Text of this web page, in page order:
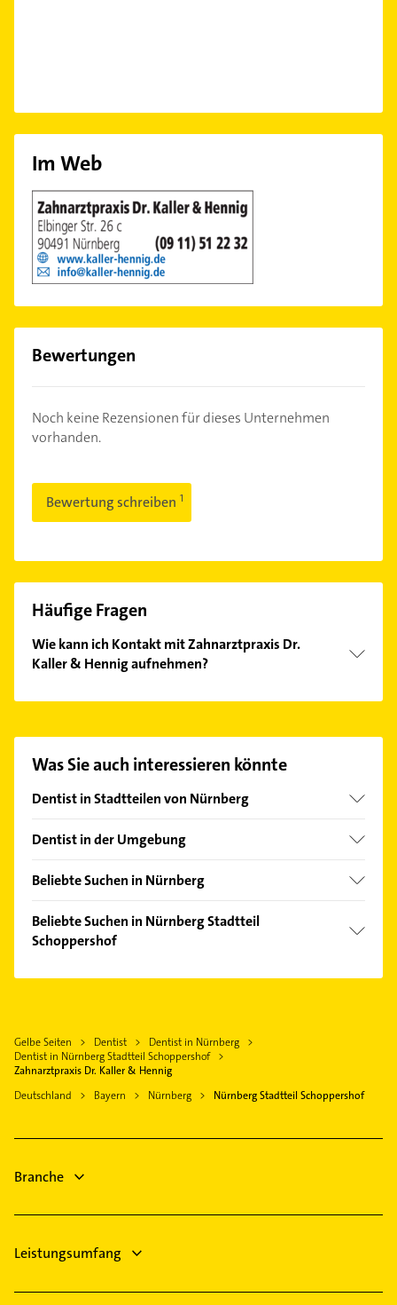
Im Web
Bewertungen
Noch keine Rezensionen für dieses Unternehmen
vorhanden.
Bewertung schreiben
Häufige Fragen
Wie kann ich Kontakt mit Zahnarztpraxis Dr.
Kaller & Hennig aufnehmen?
Hier finden Sie alleKontaktdaten
Was Sie auch interessieren könnte
Dentist in Stadtteilen von Nürnberg
Altenfurt
Boxdorf
Eibach
Falkenheim
Fischbach
Gibitzenhof
Gleißhammer
Glockenhof
Großreuth b Schweinau
Hummelstein
Dentist in der Umgebung
Schwaig bei Nürnberg
Stein Mittelfranken
Heroldsberg
Wendelstein
Feucht
Eckental
Beliebte Suchen in Nürnberg
Dachdecker
Kanalreinigung
Arzt
Phoniatrie
Gasinstallateur
Beliebte Suchen in Nürnberg Stadtteil
Schoppershof
Maler
Immobilien
Immobilienmakler
Krankengymnastik
Gelbe Seiten Dentist
Dentist in Nürnberg
Dentist in Nürnberg Stadtteil Schoppershof
Zahnarztpraxis Dr. Kaller & Hennig
Deutschland
Bayern Nürnberg Nürnberg Stadtteil Schoppershof
Branche
Leistungsumfang